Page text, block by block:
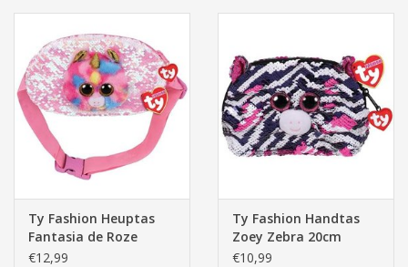
Ty Fashion Heuptas
Fantasia de Roze
Eenhoorn 20cm
€12,99
Ty Fashion Handtas
Zoey Zebra 20cm
€10,99